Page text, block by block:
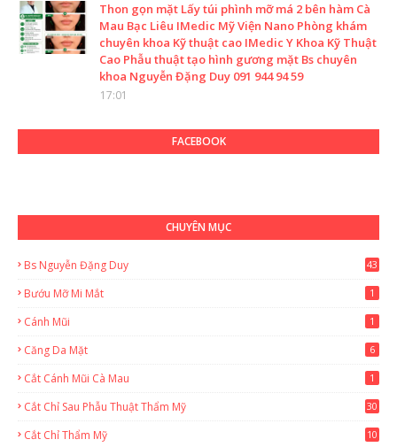
Thon gọn mặt Lấy túi phình mỡ má 2 bên hàm Cà
Mau Bạc Liêu IMedic Mỹ Viện Nano Phòng khám
chuyên khoa Kỹ thuật cao IMedic Y Khoa Kỹ Thuật
Cao Phẫu thuật tạo hình gương mặt Bs chuyên
khoa Nguyễn Đặng Duy 091 944 94 59
17:01
FACEBOOK
CHUYÊN MỤC
Bs Nguyễn Đặng Duy
43
Bướu Mỡ Mi Mắt 1
Cánh Mũi 1
Căng Da Mặt 6
Cắt Cánh Mũi Cà Mau 1
Cắt Chỉ Sau Phẫu Thuật Thẩm Mỹ 30
Cắt Chỉ Thẩm Mỹ 10